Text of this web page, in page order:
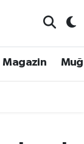
Magazin